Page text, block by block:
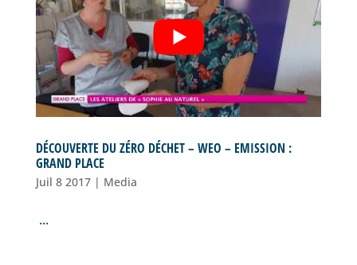
DÉCOUVERTE DU ZÉRO DÉCHET – WEO – EMISSION :
GRAND PLACE
Juil 8 2017| Media
...